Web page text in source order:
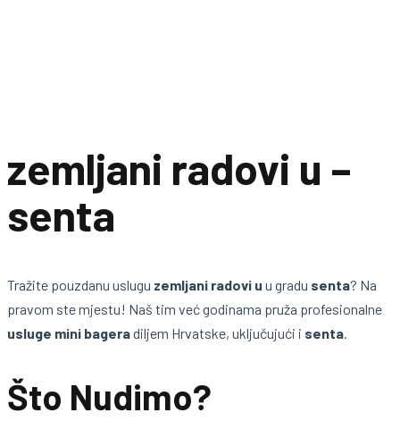
zemljani radovi u –
senta
Tražite pouzdanu uslugu zemljani radovi u u gradu senta? Na
pravom ste mjestu! Naš tim već godinama pruža profesionalne
usluge mini bageradiljem Hrvatske, uključujući i senta.
Što Nudimo?